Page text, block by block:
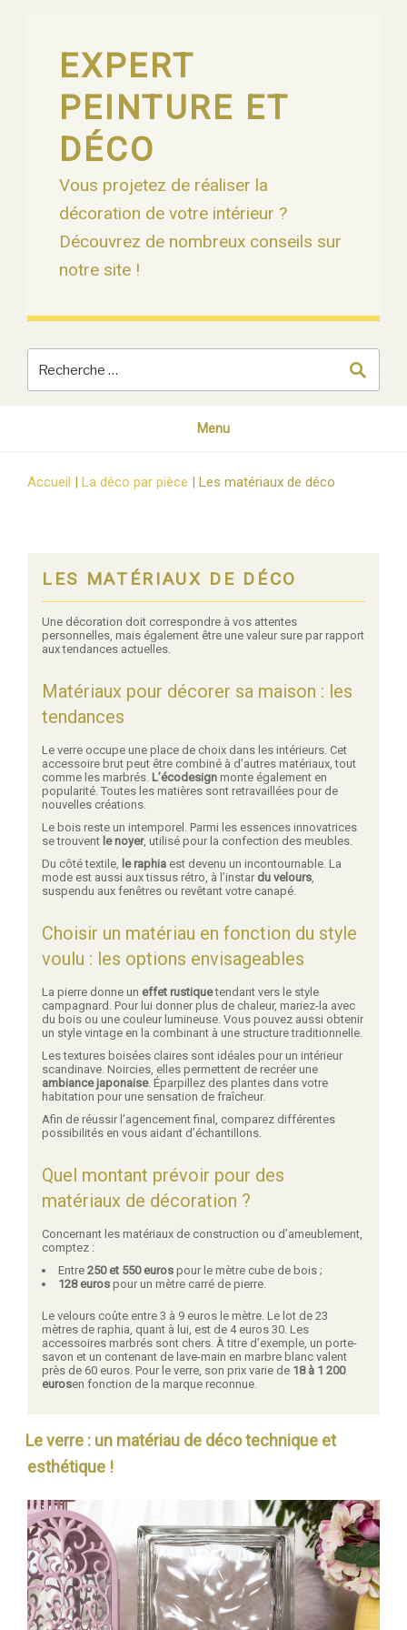
EXPERT
PEINTURE ET
DÉCO
Vous projetez de réaliser la
décoration de votre intérieur ?
Découvrez de nombreux conseils sur
notre site !
Menu
Accueil | La déco par pièce | Les matériaux de déco
LES MATÉRIAUX DE DÉCO
Une décoration doit correspondre à vos attentes
personnelles, mais également être une valeur sure par rapport
aux tendances actuelles.
Matériaux pour décorer sa maison : les
tendances
Le verre occupe une place de choix dans les intérieurs. Cet
accessoire brut peut être combiné à d’autres matériaux, tout
comme les marbrés. L’écodesign monte également en
popularité. Toutes les matières sont retravaillées pour de
nouvelles créations.
Le bois reste un intemporel. Parmi les essences innovatrices
se trouvent le noyer, utilisé pour la confection des meubles.
Du côté textile, le raphia est devenu un incontournable. La
mode est aussi aux tissus rétro, à l’instar du velours,
suspendu aux fenêtres ou revêtant votre canapé.
Choisir un matériau en fonction du style
voulu : les options envisageables
La pierre donne un effet rustiquetendant vers le style
campagnard. Pour lui donner plus de chaleur, mariez-la avec
du bois ou une couleur lumineuse. Vous pouvez aussi obtenir
un style vintage en la combinant à une structure traditionnelle.
Les textures boisées claires sont idéales pour un intérieur
scandinave. Noircies, elles permettent de recréer une
ambiance japonaise. Éparpillez des plantes dans votre
habitation pour une sensation de fraîcheur.
Afin de réussir l’agencement final, comparez différentes
possibilités en vous aidant d’échantillons.
Quel montant prévoir pour des
matériaux de décoration ?
Concernant les matériaux de construction ou d’ameublement,
comptez :
Entre 250 et 550 euros pour le mètre cube de bois ;
128 euros pour un mètre carré de pierre.
Le velours coûte entre 3 à 9 euros le mètre. Le lot de 23
mètres de raphia, quant à lui, est de 4 euros 30. Les
accessoires marbrés sont chers. À titre d’exemple, un porte-
savon et un contenant de lave-main en marbre blanc valent
près de 60 euros. Pour le verre, son prix varie de 18 à 1 200
eurosen fonction de la marque reconnue.
Le verre : un matériau de déco technique et
esthétique !